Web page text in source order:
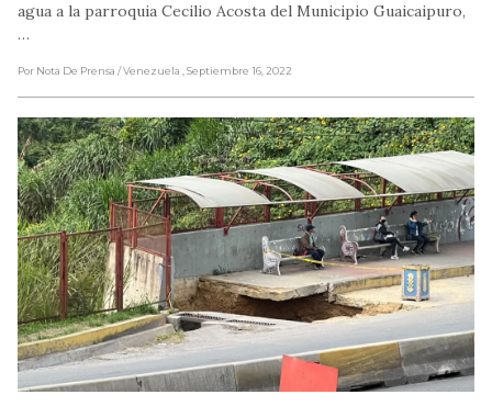
agua a la parroquia Cecilio Acosta del Municipio Guaicaipuro,
…
Por Nota De Prensa / Venezuela , Septiembre 16, 2022